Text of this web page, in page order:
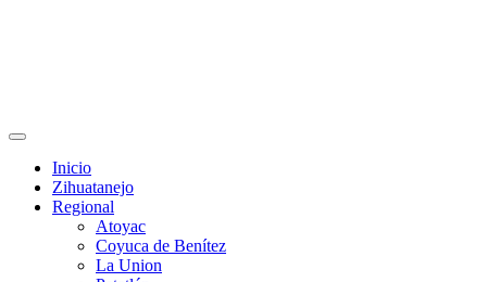
Primary
Inicio
Zihuatanejo
Regional
Atoyac
Coyuca de Benítez
La Union